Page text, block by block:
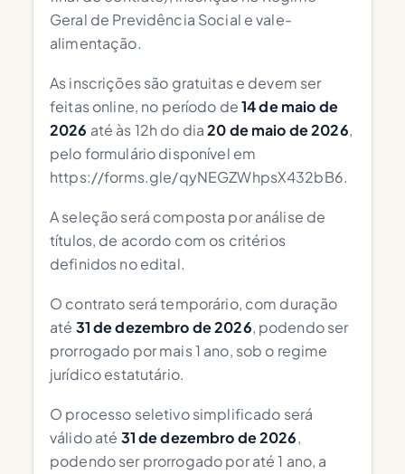
Geral de Previdência Social e vale-
alimentação.
As inscrições são gratuitas e devem ser
feitas online, no período de14 de maio de
2026 até às 12h do dia20 de maio de 2026,
pelo formulário disponível em
https://forms.gle/qyNEGZWhpsX432bB6.
A seleção será composta por análise de
títulos, de acordo com os critérios
definidos no edital.
O contrato será temporário, com duração
até 31 de dezembro de 2026, podendo ser
prorrogado por mais 1 ano, sob o regime
jurídico estatutário.
O processo seletivo simplificado será
válido até 31 de dezembro de 2026,
podendo ser prorrogado por até 1 ano, a